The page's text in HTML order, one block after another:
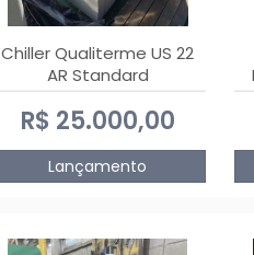
Chiller Qualiterme US 22
AR Standard
R$ 25.000,00
Lançamento